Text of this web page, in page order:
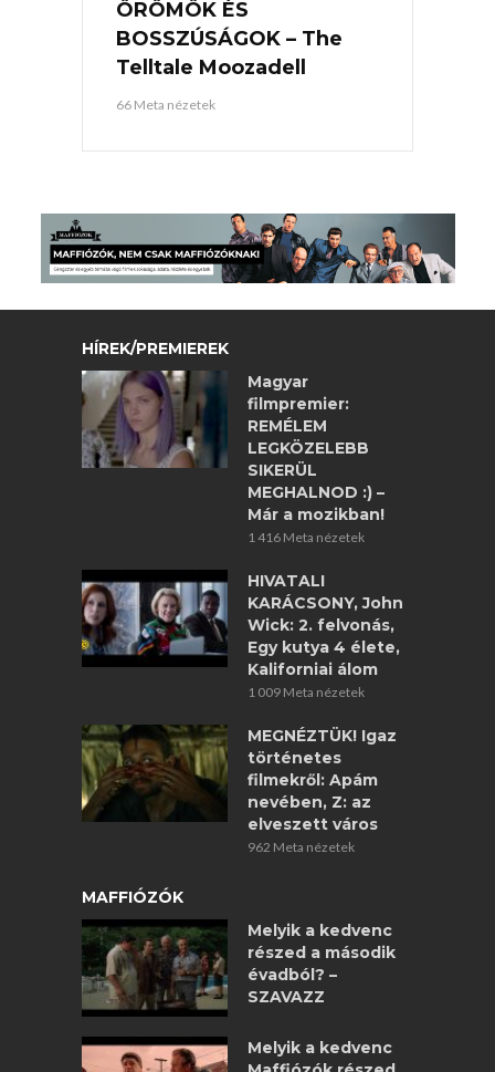
ÖRÖMÖK ÉS
BOSSZÚSÁGOK – The
Telltale Moozadell
66 Meta nézetek
HÍREK/PREMIEREK
Magyar
filmpremier:
REMÉLEM
LEGKÖZELEBB
SIKERÜL
MEGHALNOD :) –
Már a mozikban!
1 416 Meta nézetek
HIVATALI
KARÁCSONY, John
Wick: 2. felvonás,
Egy kutya 4 élete,
Kaliforniai álom
1 009 Meta nézetek
MEGNÉZTÜK! Igaz
történetes
filmekről: Apám
nevében, Z: az
elveszett város
962 Meta nézetek
MAFFIÓZÓK
Melyik a kedvenc
részed a második
évadból? –
SZAVAZZ
Melyik a kedvenc